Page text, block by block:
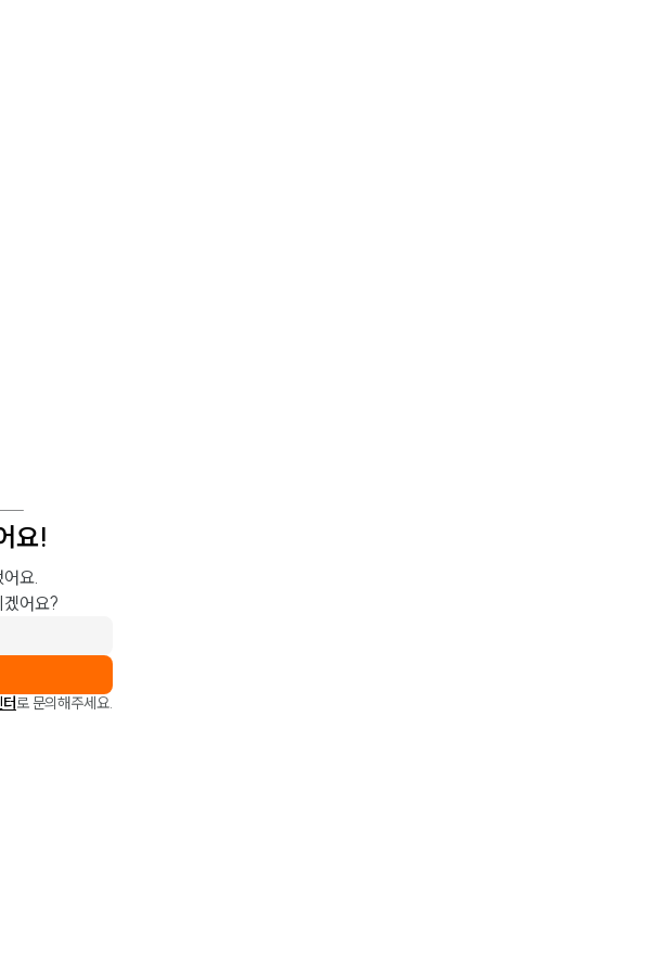
요!
요.
어요?
로 문의해주세요.